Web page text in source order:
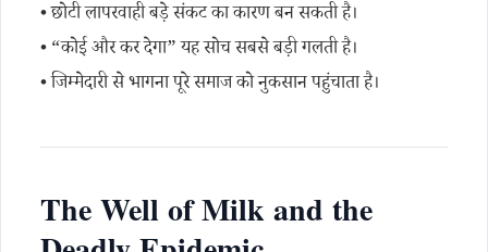
• छोटी लापरवाही बड़े संकट का कारण बन सकती है।
• “कोई और कर देगा” यह सोच सबसे बड़ी गलती है।
• जिम्मेदारी से भागना पूरे समाज को नुकसान पहुंचाता है।
The Well of Milk and the